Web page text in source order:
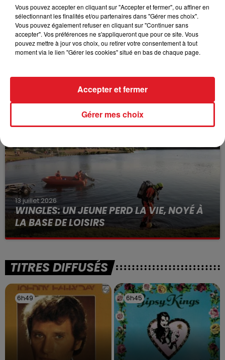
15 juillet 2026
BÉTHUNE: ENQUÊTE POUR HOMICIDE
VOLONTAIRE EN COURS, APRÈS LA...
Selon les premiers éléments, le logement servait
à des prostituées
13 juillet 2026
WINGLES: UN JEUNE PERD LA VIE, NOYÉ À
LA BASE DE LOISIRS
La victime a coulé à pic
TITRES DIFFUSÉS
6h49
6h49 6h45
6h45
Vous pouvez accepter en cliquant sur "Accepter et fermer", ou affiner en
sélectionnant les finalités et/ou partenaires dans "Gérer mes choix".
Vous pouvez également refuser en cliquant sur "Continuer sans
accepter". Vos préférences ne s'appliqueront que pour ce site. Vous
pouvez mettre à jour vos choix, ou retirer votre consentement à tout
moment via le lien "Gérer les cookies" situé en bas de chaque page.
Gérer mes choix
Accepter et fermer